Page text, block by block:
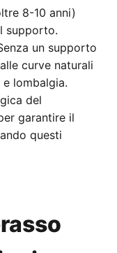
8-10 anni)
supporto.
un supporto
curve naturali
lombalgia.
del
garantire il
questi